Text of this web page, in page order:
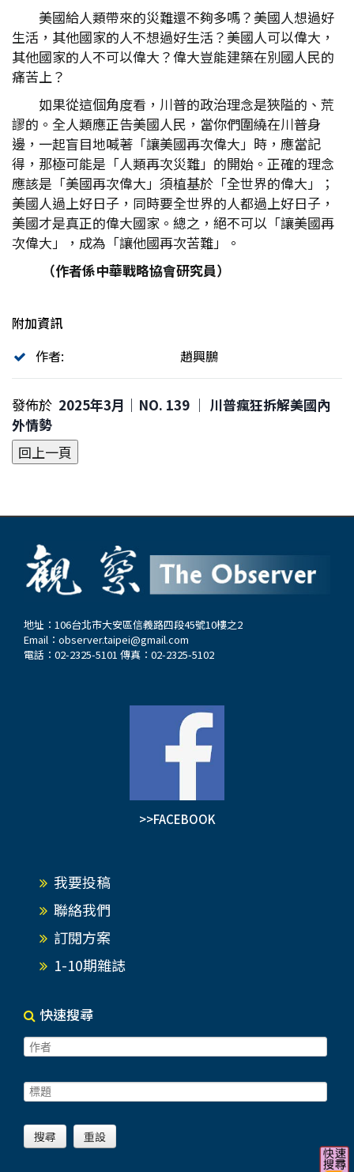
美國給人類帶來的災難還不夠多嗎？美國人想過好
生活，其他國家的人不想過好生活？美國人可以偉大，
其他國家的人不可以偉大？偉大豈能建築在別國人民的
痛苦上？
如果從這個角度看，川普的政治理念是狹隘的、荒
謬的。全人類應正告美國人民，當你們圍繞在川普身
邊，一起盲目地喊著「讓美國再次偉大」時，應當記
得，那極可能是「人類再次災難」的開始。正確的理念
應該是「美國再次偉大」須植基於「全世界的偉大」；
美國人過上好日子，同時要全世界的人都過上好日子，
美國才是真正的偉大國家。總之，絕不可以「讓美國再
次偉大」，成為「讓他國再次苦難」。
（作者係中華戰略協會研究員）
附加資訊
作者:
趙興鵬
發佈於 2025年3月｜NO. 139 │ 川普瘋狂拆解美國內
外情勢
地址：106台北市大安區信義路四段45號10樓之2
Email： observer.taipei@gmail.com
電話：02-2325-5101 傳真：02-2325-5102
>>FACEBOOK
我要投稿
聯絡我們
訂閱方案
1-10期雜誌
快速搜尋